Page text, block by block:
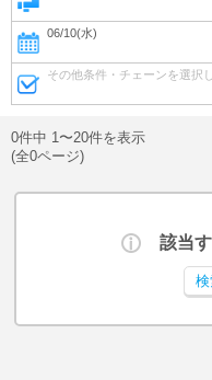
06/10(水)
その他条件・チェーンを選択
0件中 1〜20件を表示
(全0ページ)
該当
検